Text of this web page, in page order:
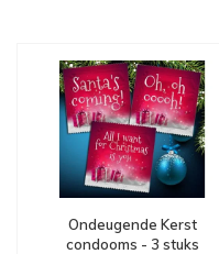
Ondeugende Kerst
condooms - 3 stuks